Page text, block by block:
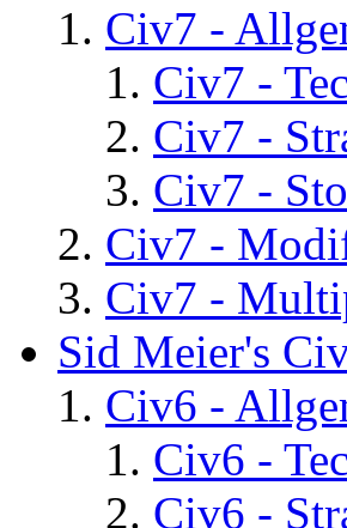
Civ7 -
Civ7 -
Civ7 -
Civ7 -
Civ7 -
Civ7 -
Sid Meier's
Civ6 -
Civ6 -
Civ6 -